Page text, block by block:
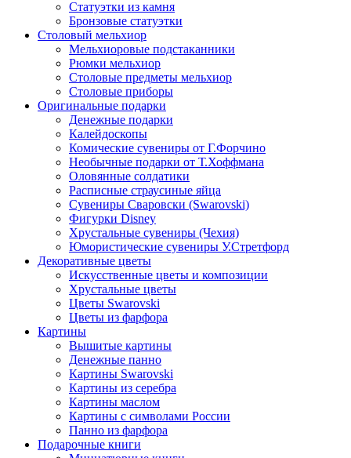
Статуэтки из камня
Бронзовые статуэтки
Столовый мельхиор
Мельхиоровые подстаканники
Рюмки мельхиор
Столовые предметы мельхиор
Столовые приборы
Оригинальные подарки
Денежные подарки
Калейдоскопы
Комические сувениры от Г.Форчино
Необычные подарки от Т.Хоффмана
Оловянные солдатики
Расписные страусиные яйца
Сувениры Сваровски (Swarovski)
Фигурки Disney
Хрустальные сувениры (Чехия)
Юмористические сувениры У.Стретфорд
Декоративные цветы
Искусственные цветы и композиции
Хрустальные цветы
Цветы Swarovski
Цветы из фарфора
Картины
Вышитые картины
Денежные панно
Картины Swarovski
Картины из серебра
Картины маслом
Картины с символами России
Панно из фарфора
Подарочные книги